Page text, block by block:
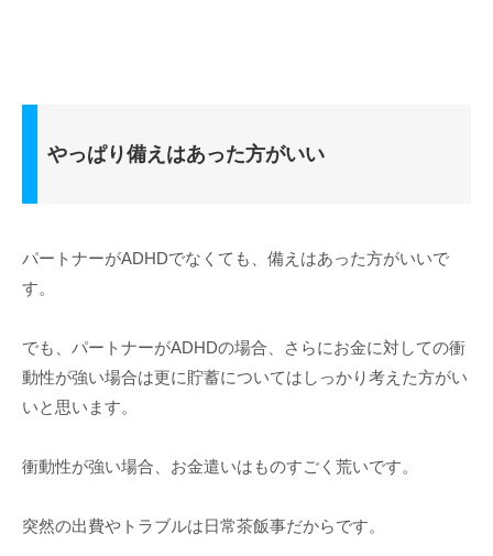
やっぱり備えはあった方がいい
パートナーがADHDでなくても、備えはあった方がいいで
す。
でも、パートナーがADHDの場合、さらにお金に対しての衝
動性が強い場合は更に貯蓄についてはしっかり考えた方がい
いと思います。
衝動性が強い場合、お金遣いはものすごく荒いです。
突然の出費やトラブルは日常茶飯事だからです。